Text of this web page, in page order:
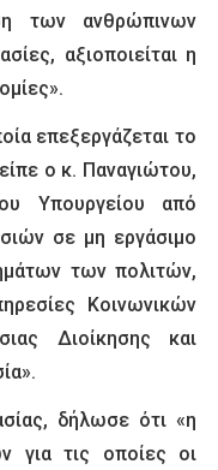
των ανθρώπινων
αξιοποιείται η
επεξεργάζεται το
ο κ. Παναγιώτου,
Υπουργείου από
σε μη εργάσιμο
των πολιτών,
Κοινωνικών
Διοίκησης και
δήλωσε ότι «η
για τις οποίες οι